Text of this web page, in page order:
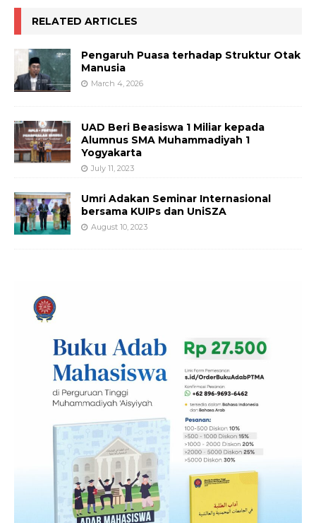
RELATED ARTICLES
Pengaruh Puasa terhadap Struktur Otak
Manusia
March 4, 2026
UAD Beri Beasiswa 1 Miliar kepada
Alumnus SMA Muhammadiyah 1
Yogyakarta
July 11, 2023
Umri Adakan Seminar Internasional
bersama KUIPs dan UniSZA
August 10, 2023